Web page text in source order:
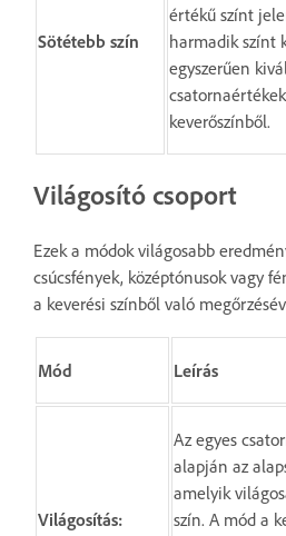
Sötétebb szín
értékű színt
harmadik színt
egyszerűen
keverőszínből.
Világosító csoport
Ezek a módok világosabb
csúcsfények, középtónusok vagy
a keverési színből való
Mód Leírás
Világosítás:
Az egyes
alapján az
amelyik
szín. A mód a